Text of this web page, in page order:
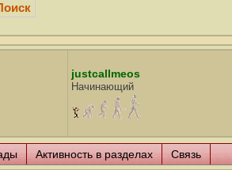
justcallmeos
Начинающий
Активность в разделах Связь